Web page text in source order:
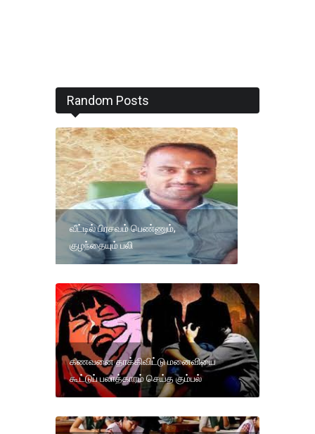
Random Posts
வீட்டில் பிரசவம் பெண்ணும்,
குழந்தையும் பலி
கணவனை தாக்கிவிட்டு மனைவியை
கூட்டுப் பலாத்காரம் செய்த கும்பல்